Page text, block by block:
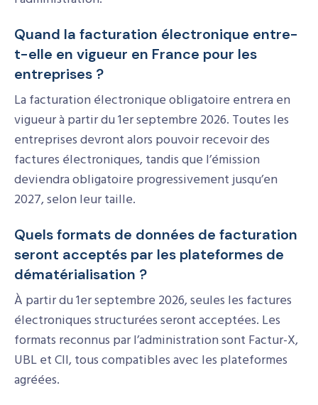
Quand la facturation électronique entre-
t-elle en vigueur en France pour les
entreprises ?
La facturation électronique obligatoire entrera en
vigueur à partir du 1er septembre 2026. Toutes les
entreprises devront alors pouvoir recevoir des
factures électroniques, tandis que l’émission
deviendra obligatoire progressivement jusqu’en
2027, selon leur taille.
Quels formats de données de facturation
seront acceptés par les plateformes de
dématérialisation ?
À partir du 1er septembre 2026, seules les factures
électroniques structurées seront acceptées. Les
formats reconnus par l’administration sont Factur-X,
UBL et CII, tous compatibles avec les plateformes
agréées.